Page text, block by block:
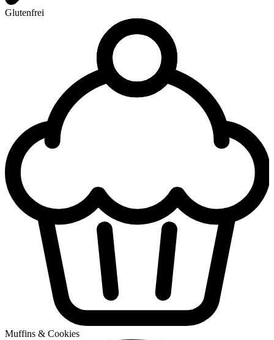
Glutenfrei
Muffins & Cookies